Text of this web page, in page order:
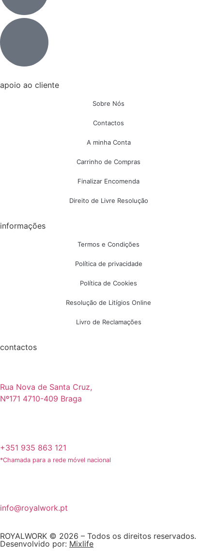
apoio ao cliente
Sobre Nós
Contactos
A minha Conta
Carrinho de Compras
Finalizar Encomenda
Direito de Livre Resolução
informações
Termos e Condições
Política de privacidade
Política de Cookies
Resolução de Litígios Online
Livro de Reclamações
contactos
Rua Nova de Santa Cruz,
Nº171 4710-409 Braga
+351 935 863 121
*Chamada para a rede móvel nacional
info@royalwork.pt
ROYALWORK © 2026 – Todos os direitos reservados.
Desenvolvido por: Mixlife